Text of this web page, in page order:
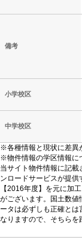
備考
小学校区
中学校区
※各種情報と現状に差異
※物件情報の学区情報に
当サイト物件情報に記
ンロードサービスが提
【2016年度】を元に加
がございます。国土数値
ータは必ずしも正確と
なりますので、そちらを